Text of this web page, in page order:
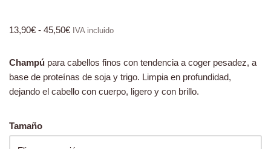
13,90€ - 45,50€ IVA incluido
Champú para cabellos finos con tendencia a coger pesadez, a
base de proteínas de soja y trigo. Limpia en profundidad,
dejando el cabello con cuerpo, ligero y con brillo.
Tamaño